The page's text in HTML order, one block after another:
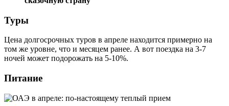
Туры
Цена долгосрочных туров в апреле находится примерно на
том же уровне, что и месяцем ранее. А вот поездка на 3-7
ночей может подорожать на 5-10%.
Питание